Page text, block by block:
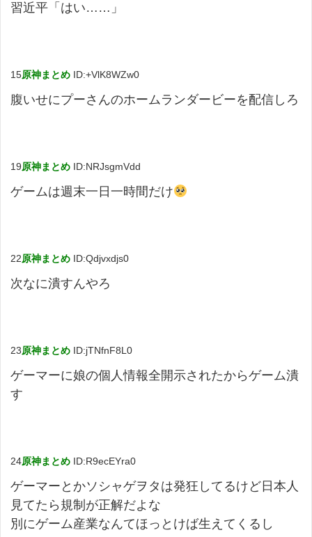
習近平「はい……」
15原神まとめ ID:+VlK8WZw0
腹いせにプーさんのホームランダービーを配信しろ
19原神まとめ ID:NRJsgmVdd
ゲームは週末一日一時間だけ
22原神まとめ ID:Qdjvxdjs0
次なに潰すんやろ
23原神まとめ ID:jTNfnF8L0
ゲーマーに娘の個人情報全開示されたからゲーム潰
す
24原神まとめ ID:R9ecEYra0
ゲーマーとかソシャゲヲタは発狂してるけど日本人
見てたら規制が正解だよな
別にゲーム産業なんてほっとけば生えてくるし